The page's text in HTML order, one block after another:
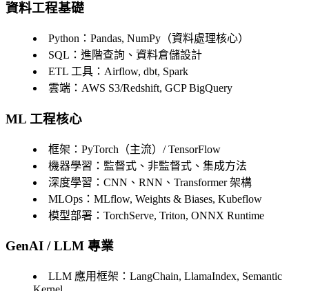
資料工程基礎
Python ：Pandas, NumPy（資料處理核心）
SQL ：進階查詢、資料倉儲設計
ETL 工具 ：Airflow, dbt, Spark
雲端 ：AWS S3/Redshift, GCP BigQuery
ML 工程核心
框架 ：PyTorch（主流）/ TensorFlow
機器學習 ：監督式、非監督式、集成方法
深度學習 ：CNN、RNN、Transformer 架構
MLOps ：MLflow, Weights & Biases, Kubeflow
模型部署 ：TorchServe, Triton, ONNX Runtime
GenAI / LLM 專業
LLM 應用框架 ：LangChain, LlamaIndex, Semantic